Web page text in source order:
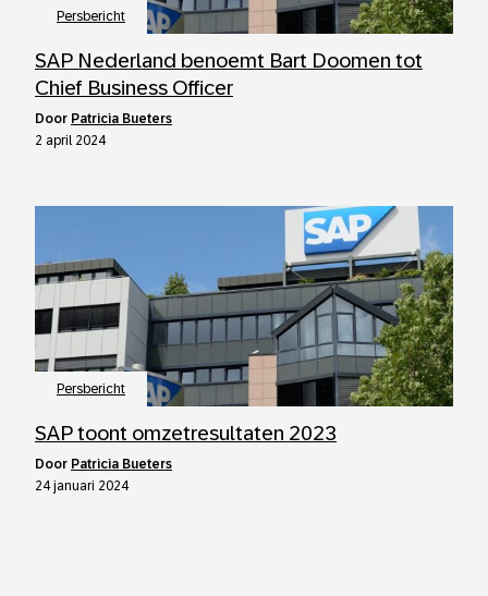
Persbericht
SAP Nederland benoemt Bart Doomen tot
Chief Business Officer
door Patricia Bueters
2 april 2024
Persbericht
SAP toont omzetresultaten 2023
door Patricia Bueters
24 januari 2024